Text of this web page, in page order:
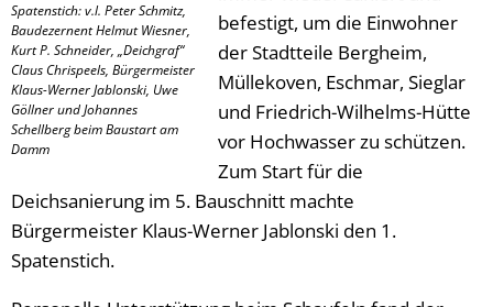
Spatenstich: v.l. Peter Schmitz,
Baudezernent Helmut Wiesner,
Kurt P. Schneider, „Deichgraf“
Claus Chrispeels, Bürgermeister
Klaus-Werner Jablonski, Uwe
Göllner und Johannes
Schellberg beim Baustart am
Damm
befestigt, um die Einwohner
der Stadtteile Bergheim,
Müllekoven, Eschmar, Sieglar
und Friedrich-Wilhelms-Hütte
vor Hochwasser zu schützen.
Zum Start für die
Deichsanierung im 5. Bauschnitt machte
Bürgermeister Klaus-Werner Jablonski den 1.
Spatenstich.